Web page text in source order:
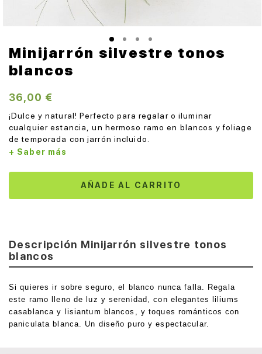
Minijarrón silvestre tonos
blancos
36,00 €
¡Dulce y natural! Perfecto para regalar o iluminar
cualquier estancia, un hermoso ramo en blancos y foliage
de temporada con jarrón incluido.
+ Saber más
AÑADE AL CARRITO
Descripción Minijarrón silvestre tonos
blancos
Si quieres ir sobre seguro, el blanco nunca falla. Regala
este ramo lleno de luz y serenidad, con elegantes liliums
casablanca y lisiantum blancos, y toques románticos con
paniculata blanca. Un diseño puro y espectacular.